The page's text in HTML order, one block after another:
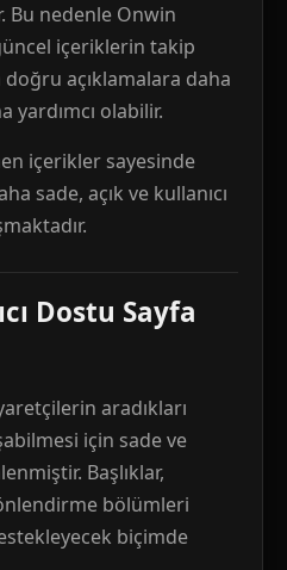
Bu nedenle Onwin
içeriklerin takip
doğru açıklamalara daha
yardımcı olabilir.
içerikler sayesinde
sade, açık ve kullanıcı
Dostu Sayfa
aradıkları
için sade ve
Başlıklar,
bölümleri
biçimde